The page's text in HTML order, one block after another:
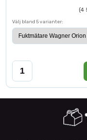
(4
Välj bland 5 varianter: